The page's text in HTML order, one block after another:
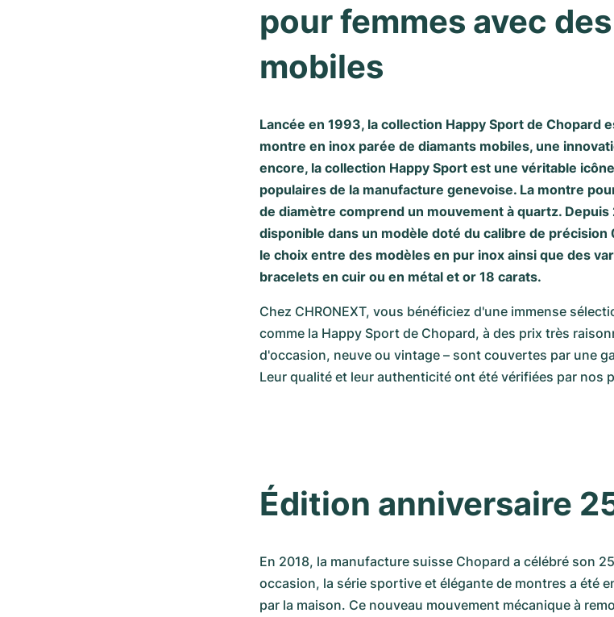
pour femmes avec
mobiles
Lancée en 1993, la collection Happy Sport de Chopard
montre en inox parée de diamants mobiles, une
encore, la collection Happy Sport est une véritable
populaires de la manufacture genevoise. La montre
de diamètre comprend un mouvement à quartz.
disponible dans un modèle doté du calibre de précision
le choix entre des modèles en pur inox ainsi que des
bracelets en cuir ou en métal et or 18 carats.
Chez CHRONEXT, vous bénéficiez d'une immense
comme la Happy Sport de Chopard, à des prix très
d'occasion, neuve ou vintage – sont couvertes par une
Leur qualité et leur authenticité ont été vérifiées par nos
Édition anniversaire
En 2018, la manufacture suisse Chopard a célébré son
occasion, la série sportive et élégante de montres a été
par la maison. Ce nouveau mouvement mécanique à